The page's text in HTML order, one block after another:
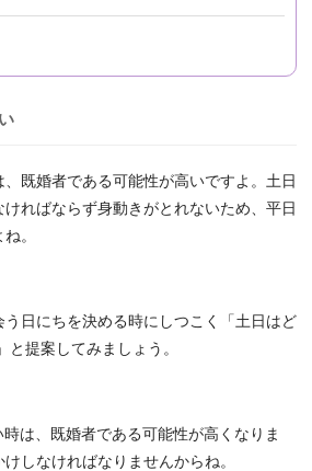
既婚者である可能性が高いですよ。土日
ればならず身動きがとれないため、平日
。
日にちを決める時にしつこく「土日はど
と提案してみましょう。
は、既婚者である可能性が高くなりま
しなければなりませんからね。